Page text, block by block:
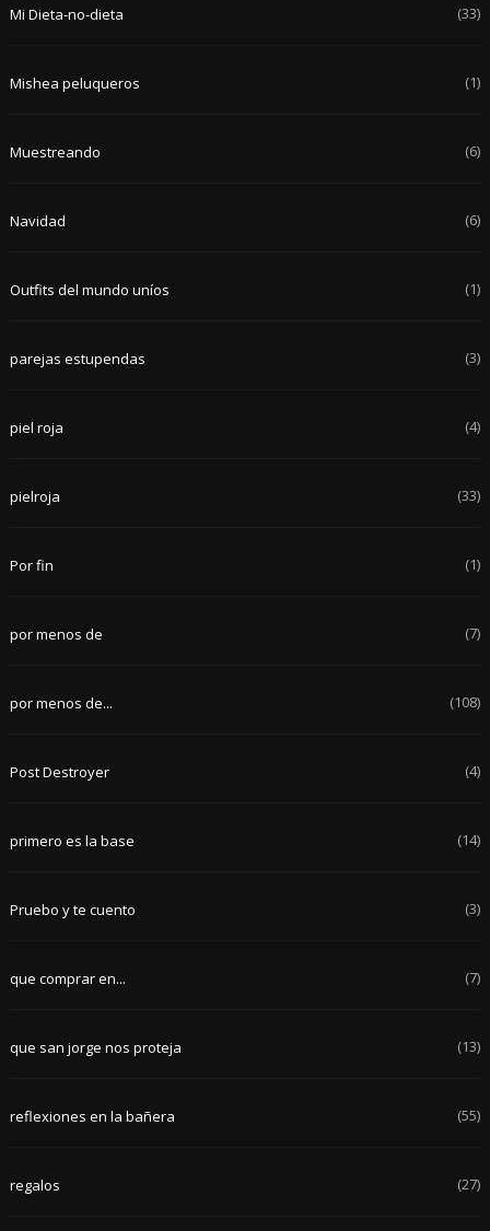
Mi Dieta-no-dieta (33)
Mishea peluqueros (1)
Muestreando (6)
Navidad (6)
Outfits del mundo uníos (1)
parejas estupendas (3)
piel roja (4)
pielroja (33)
Por fin (1)
por menos de (7)
por menos de... (108)
Post Destroyer (4)
primero es la base (14)
Pruebo y te cuento (3)
que comprar en... (7)
que san jorge nos proteja (13)
reflexiones en la bañera (55)
regalos (27)